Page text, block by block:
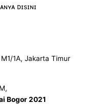
ᴅɪsɪɴɪ
1A, Jakarta Timur
Bogor 2021